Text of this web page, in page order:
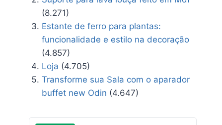
(8.271)
Estante de ferro para plantas:
funcionalidade e estilo na decoração
(4.857)
Loja (4.705)
Transforme sua Sala com o aparador
buffet new Odin (4.647)